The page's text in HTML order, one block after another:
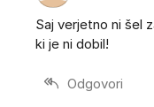
Saj verjetno ni šel
ki je ni dobil!
Odgovori